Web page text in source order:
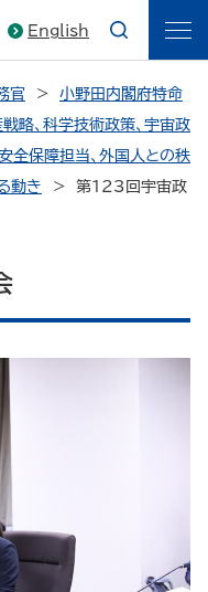
English
官
小野田内閣府特命
略、科学技術政策、宇宙政
全保障担当、外国人との秩
動き
第123回宇宙政